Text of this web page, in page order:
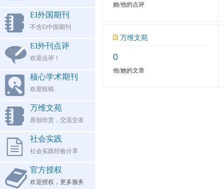
EI外国期刊
不含Ei中国期刊
EI外刊点评
欢迎点评！
核心学术期刊
欢迎投稿
万维文苑
原创欣赏，交流交友
社会实践
社会实践经验分享
官方授权
欢迎授权，更多服务
她/他的点评
万维文苑
0
他/她的文章